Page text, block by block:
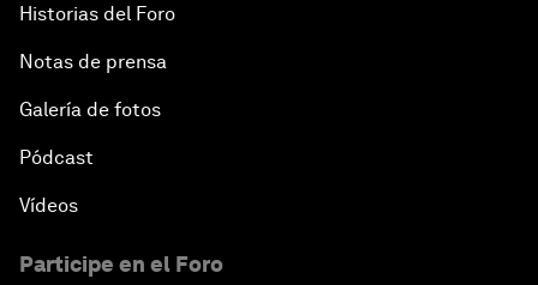
Historias del Foro
Notas de prensa
Galería de fotos
Pódcast
Vídeos
Participe en el Foro